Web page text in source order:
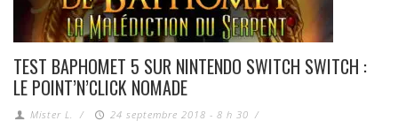
TEST BAPHOMET 5 SUR NINTENDO SWITCH SWITCH :
LE POINT’N’CLICK NOMADE
Mister L. / 24 septembre 2018 - 8 h 30 /